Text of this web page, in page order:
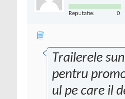
Reputatie: 0
Trailerele
pentru
ul pe care il